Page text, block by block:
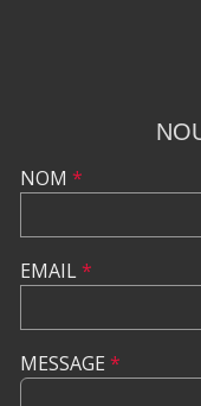
NOM *
EMAIL*
MESSAGE *